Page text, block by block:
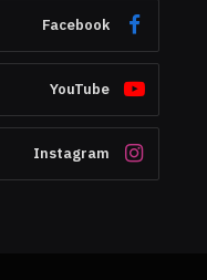
Facebook
YouTube
Instagram